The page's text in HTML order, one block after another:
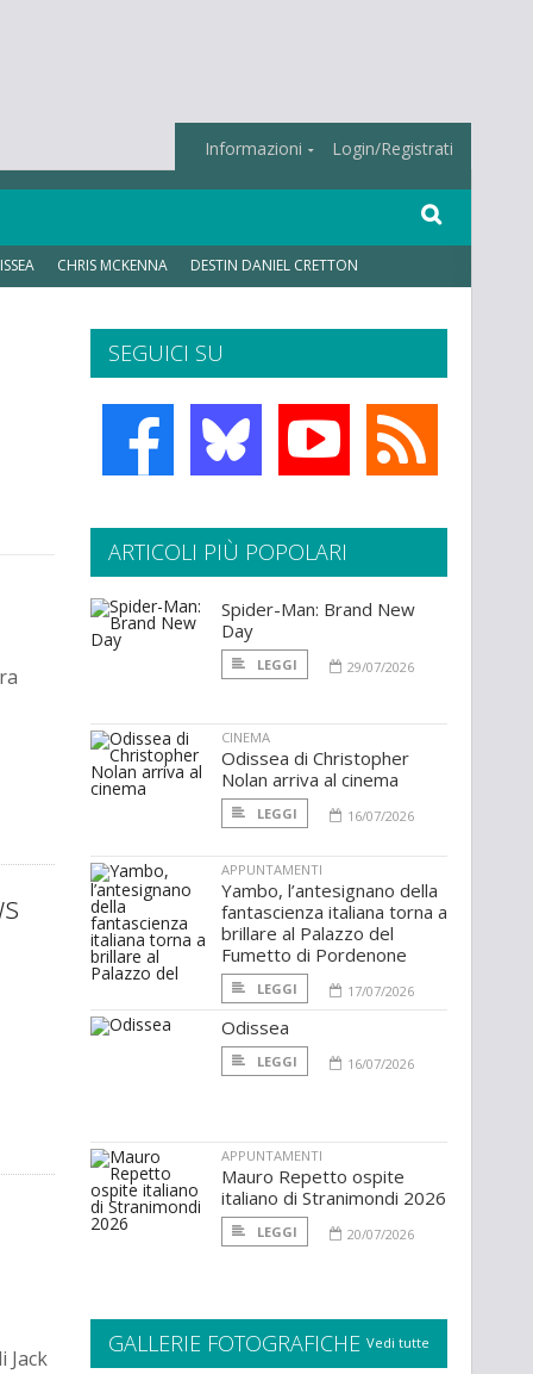
Informazioni Login/Registrati
CHRIS MCKENNA DESTIN DANIEL CRETTON
Jack
SEGUICI SU
ARTICOLI PIÙ POPOLARI
Spider-Man: Brand New
Day
LEGGI 29/07/2026
CINEMA
Odissea di Christopher
Nolan arriva al cinema
LEGGI 16/07/2026
APPUNTAMENTI
Yambo, l’antesignano della
fantascienza italiana torna a
brillare al Palazzo del
Fumetto di Pordenone
LEGGI 17/07/2026
Odissea
LEGGI 16/07/2026
APPUNTAMENTI
Mauro Repetto ospite
italiano di Stranimondi 2026
LEGGI 20/07/2026
GALLERIE FOTOGRAFICHE Vedi tutte